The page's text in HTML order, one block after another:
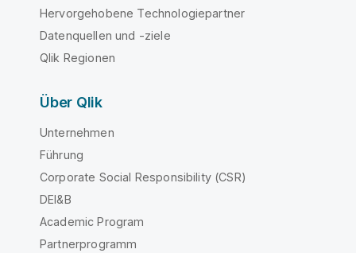
Hervorgehobene Technologiepartner
Datenquellen und -ziele
Qlik Regionen
Über Qlik
Unternehmen
Führung
Corporate Social Responsibility (CSR)
DEI&B
Academic Program
Partnerprogramm